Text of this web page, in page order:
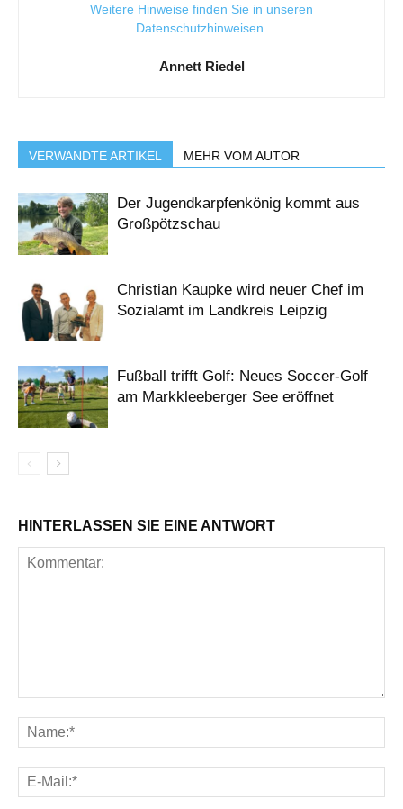
Weitere Hinweise finden Sie in unseren
Datenschutzhinweisen
Annett Riedel
VERWANDTE ARTIKEL MEHR VOM AUTOR
Der Jugendkarpfenkönig kommt aus
Großpötzschau
Christian Kaupke wird neuer Chef im
Sozialamt im Landkreis Leipzig
Fußball trifft Golf: Neues Soccer-Golf
am Markkleeberger See eröffnet
HINTERLASSEN SIE EINE ANTWORT